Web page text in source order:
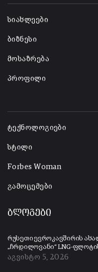
სიახლეები
ბიზნესი
მოსაზრება
პროფილი
ტექნოლოგიები
სტილი
Forbes Woman
გამოცემები
ბლოგები
რუსეთი ევროკავშირის
„ჩრდილოვანი“ LNG-
აგვისტო 5, 2026